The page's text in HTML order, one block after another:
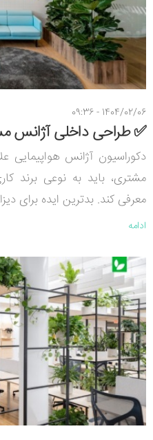
1404/02/06 - 09:36
✅ طراحی داخلی آژانس
دکوراسیون آژانس هواپیمایی
مشتری، باید به نوعی برند
معرفی کند. بدترین ایده برای
ادامه